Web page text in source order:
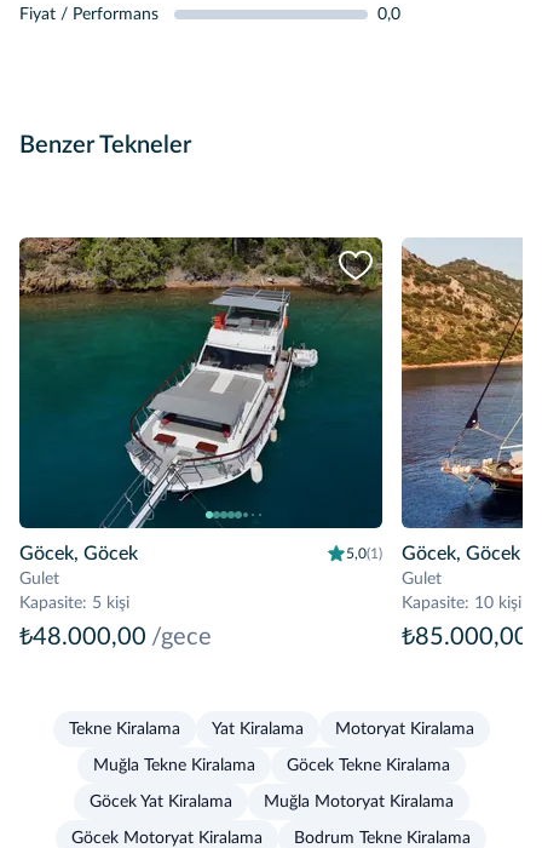
Fiyat / Performans 0,0
Benzer Tekneler
Göcek, Göcek 5,0(1)
Gulet
Kapasite: 5 kişi
₺48.000,00 /gece
Göcek, Göcek
Gulet
Kapasite: 10 kişi
₺85.000,00
Tekne Kiralama Yat Kiralama Motoryat Kiralama
Muğla Tekne Kiralama Göcek Tekne Kiralama
Göcek Yat Kiralama Muğla Motoryat Kiralama
Göcek Motoryat Kiralama Bodrum Tekne Kiralama